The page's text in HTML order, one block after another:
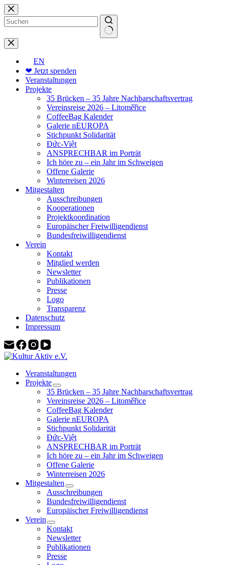
Zum
Inhalt
springen
Keine
Ergebnisse
EN
❤ Jetzt spenden
Veranstaltungen
Projekte
35 Brücken – 35 Jahre Nachbarschaftsvertrag
Vereinsreise 2026 – Litoměřice
CoffeeBag Kalender
Galerie nEUROPA
Stichpunkt Solidarität
Đức-Việt
ANSPRECHBAR im Porträt
Ich höre zu – ein Jahr im Schweigen
Offene Galerie
Winterreisen 2026
Mitgestalten
Ausschreibungen
Kooperationen
Projektkoordination
Europäischer Freiwilligendienst
Bundesfreiwilligendienst
Verein
Kontakt
Mitglied werden
Newsletter
Publikationen
Presse
Logo
Transparenz
Datenschutz
Impressum
Veranstaltungen
Projekte
35 Brücken – 35 Jahre Nachbarschaftsvertrag
Vereinsreise 2026 – Litoměřice
CoffeeBag Kalender
Galerie nEUROPA
Stichpunkt Solidarität
Đức-Việt
ANSPRECHBAR im Porträt
Ich höre zu – ein Jahr im Schweigen
Offene Galerie
Winterreisen 2026
Mitgestalten
Ausschreibungen
Bundesfreiwilligendienst
Europäischer Freiwilligendienst
Verein
Kontakt
Newsletter
Publikationen
Presse